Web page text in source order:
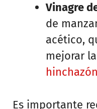
Vinagre
de
acético,
mejorar
Es importante